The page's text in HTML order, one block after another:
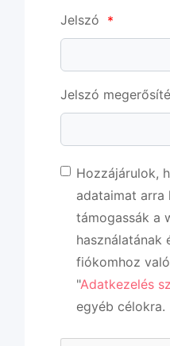
Jelszó *
Jelszó
Hozzájárulok,
adataimat arra
támogassák a
használatának
fiókomhoz
"Adatkezelés
egyéb célokra.